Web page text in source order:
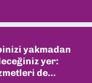
yakmadan
yer:
de